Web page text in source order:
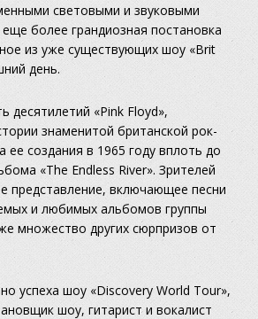
световыми и звуковыми
более грандиозная постановка
из уже существующих шоу «Brit
день.
десятилетий «Pink Floyd»,
знаменитой британской рок-
ее создания в 1965 году вплоть до
«The Endless River». Зрителей
представление, включающее песни
и любимых альбомов группы
множество других сюрпризов от
успеха шоу «Discovery World Tour»,
шоу, гитарист и вокалист